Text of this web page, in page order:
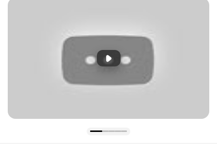
Phát đoạn giới thiệu